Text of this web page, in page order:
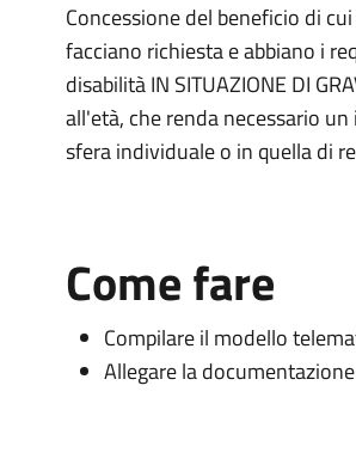
Concessione del beneficio di
facciano richiesta e abbiano i
disabilità IN SITUAZIONE DI
all'età, che renda necessario
sfera individuale o in quella di
Come fare
Compilare il modello
Allegare la